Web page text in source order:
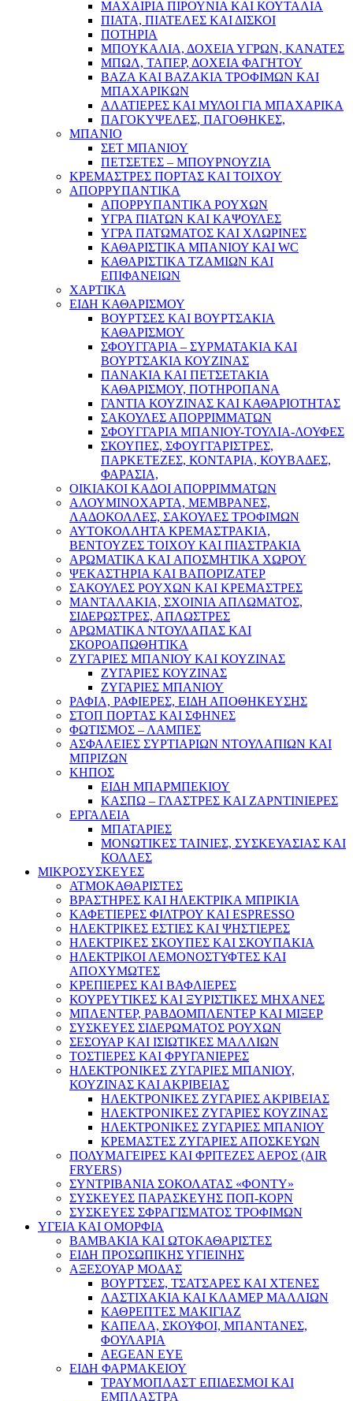
ΜΑΧΑΙΡΙΑ ΠΙΡΟΥΝΙΑ ΚΑΙ ΚΟΥΤΑΛΙΑ
ΠΙΑΤΑ, ΠΙΑΤΕΛΕΣ ΚΑΙ ΔΙΣΚΟΙ
ΠΟΤΗΡΙΑ
ΜΠΟΥΚΑΛΙΑ, ΔΟΧΕΙΑ ΥΓΡΩΝ, ΚΑΝΑΤΕΣ
ΜΠΩΛ, ΤΑΠΕΡ, ΔΟΧΕΙΑ ΦΑΓΗΤΟΥ
ΒΑΖΑ ΚΑΙ ΒΑΖΑΚΙΑ ΤΡΟΦΙΜΩΝ ΚΑΙ
ΜΠΑΧΑΡΙΚΩΝ
ΑΛΑΤΙΕΡΕΣ ΚΑΙ ΜΥΛΟΙ ΓΙΑ ΜΠΑΧΑΡΙΚΑ
ΠΑΓΟΚΥΨΕΛΕΣ, ΠΑΓΟΘΗΚΕΣ,
ΜΠΑΝΙΟ
ΣΕΤ ΜΠΑΝΙΟΥ
ΠΕΤΣΕΤΕΣ – ΜΠΟΥΡΝΟΥΖΙΑ
ΚΡΕΜΑΣΤΡΕΣ ΠΟΡΤΑΣ ΚΑΙ ΤΟΙΧΟΥ
ΑΠΟΡΡΥΠΑΝΤΙΚΑ
ΑΠΟΡΡΥΠΑΝΤΙΚΑ ΡΟΥΧΩΝ
ΥΓΡΑ ΠΙΑΤΩΝ ΚΑΙ ΚΑΨΟΥΛΕΣ
ΥΓΡΑ ΠΑΤΩΜΑΤΟΣ ΚΑΙ ΧΛΩΡΙΝΕΣ
ΚΑΘΑΡΙΣΤΙΚΑ ΜΠΑΝΙΟΥ ΚΑΙ WC
ΚΑΘΑΡΙΣΤΙΚΑ ΤΖΑΜΙΩΝ ΚΑΙ
ΕΠΙΦΑΝΕΙΩΝ
ΧΑΡΤΙΚΑ
ΕΙΔΗ ΚΑΘΑΡΙΣΜΟΥ
ΒΟΥΡΤΣΕΣ ΚΑΙ ΒΟΥΡΤΣΑΚΙΑ
ΚΑΘΑΡΙΣΜΟΥ
ΣΦΟΥΓΓΑΡΙΑ – ΣΥΡΜΑΤΑΚΙΑ ΚΑΙ
ΒΟΥΡΤΣΑΚΙΑ ΚΟΥΖΙΝΑΣ
ΠΑΝΑΚΙΑ ΚΑΙ ΠΕΤΣΕΤΑΚΙΑ
ΚΑΘΑΡΙΣΜΟΥ, ΠΟΤΗΡΟΠΑΝΑ
ΓΑΝΤΙΑ ΚΟΥΖΙΝΑΣ ΚΑΙ ΚΑΘΑΡΙΟΤΗΤΑΣ
ΣΑΚΟΥΛΕΣ ΑΠΟΡΡΙΜΜΑΤΩΝ
ΣΦΟΥΓΓΑΡΙΑ ΜΠΑΝΙΟΥ-ΤΟΥΛΙΑ-ΛΟΥΦΕΣ
ΣΚΟΥΠΕΣ, ΣΦΟΥΓΓΑΡΙΣΤΡΕΣ,
ΠΑΡΚΕΤΕΖΕΣ, ΚΟΝΤΑΡΙΑ, ΚΟΥΒΑΔΕΣ,
ΦΑΡΑΣΙΑ,
ΟΙΚΙΑΚΟΙ ΚΑΔΟΙ ΑΠΟΡΡΙΜΜΑΤΩΝ
ΑΛΟΥΜΙΝΟΧΑΡΤΑ, ΜΕΜΒΡΑΝΕΣ,
ΛΑΔΟΚΟΛΛΕΣ, ΣΑΚΟΥΛΕΣ ΤΡΟΦΙΜΩΝ
ΑΥΤΟΚΟΛΛΗΤΑ ΚΡΕΜΑΣΤΡΑΚΙΑ,
ΒΕΝΤΟΥΖΕΣ ΤΟΙΧΟΥ ΚΑΙ ΠΙΑΣΤΡΑΚΙΑ
ΑΡΩΜΑΤΙΚΑ KAI ΑΠΟΣΜΗΤΙΚΑ ΧΩΡΟΥ
ΨΕΚΑΣΤΗΡΙΑ ΚΑΙ ΒΑΠΟΡΙΖΑΤΕΡ
ΣΑΚΟΥΛΕΣ ΡΟΥΧΩΝ ΚΑΙ ΚΡΕΜΑΣΤΡΕΣ
ΜΑΝΤΑΛΑΚΙΑ, ΣΧΟΙΝΙΑ ΑΠΛΩΜΑΤΟΣ,
ΣΙΔΕΡΩΣΤΡΕΣ, ΑΠΛΩΣΤΡΕΣ
ΑΡΩΜΑΤΙΚΑ ΝΤΟΥΛΑΠΑΣ ΚΑΙ
ΣΚΟΡΟΑΠΩΘΗΤΙΚΑ
ΖΥΓΑΡΙΕΣ ΜΠΑΝΙΟΥ ΚΑΙ ΚΟΥΖΙΝΑΣ
ΖΥΓΑΡΙΕΣ ΚΟΥΖΙΝΑΣ
ΖΥΓΑΡΙΕΣ ΜΠΑΝΙΟΥ
ΡΑΦΙΑ, ΡΑΦΙΕΡΕΣ, ΕΙΔΗ ΑΠΟΘΗΚΕΥΣΗΣ
ΣΤΟΠ ΠΟΡΤΑΣ ΚΑΙ ΣΦΗΝΕΣ
ΦΩΤΙΣΜΟΣ – ΛΑΜΠΕΣ
ΑΣΦΑΛΕΙΕΣ ΣΥΡΤΙΑΡΙΩΝ ΝΤΟΥΛΑΠΙΩΝ ΚΑΙ
ΜΠΡΙΖΩΝ
ΚΗΠΟΣ
ΕΙΔΗ ΜΠΑΡΜΠΕΚΙΟΥ
ΚΑΣΠΩ – ΓΛΑΣΤΡΕΣ ΚΑΙ ΖΑΡΝΤΙΝΙΕΡΕΣ
ΕΡΓΑΛΕΙΑ
ΜΠΑΤΑΡΙΕΣ
ΜΟΝΩΤΙΚΕΣ ΤΑΙΝΙΕΣ, ΣΥΣΚΕΥΑΣΙΑΣ ΚΑΙ
ΚΟΛΛΕΣ
ΜΙΚΡΟΣΥΣΚΕΥΕΣ
ΑΤΜΟΚΑΘΑΡΙΣΤΕΣ
ΒΡΑΣΤΗΡΕΣ ΚΑΙ ΗΛΕΚΤΡΙΚΑ ΜΠΡΙΚΙΑ
ΚΑΦΕΤΙΕΡΕΣ ΦΙΛΤΡΟΥ ΚΑΙ ESPRESSO
ΗΛΕΚΤΡΙΚΕΣ ΕΣΤΙΕΣ ΚΑΙ ΨΗΣΤΙΕΡΕΣ
ΗΛΕΚΤΡΙΚΕΣ ΣΚΟΥΠΕΣ ΚΑΙ ΣΚΟΥΠΑΚΙΑ
ΗΛΕΚΤΡΙΚΟΙ ΛΕΜΟΝΟΣΤΥΦΤΕΣ ΚΑΙ
ΑΠΟΧΥΜΩΤΕΣ
ΚΡΕΠΙΕΡΕΣ ΚΑΙ ΒΑΦΛΙΕΡΕΣ
ΚΟΥΡΕΥΤΙΚΕΣ ΚΑΙ ΞΥΡΙΣΤΙΚΕΣ ΜΗΧΑΝΕΣ
ΜΠΛΕΝΤΕΡ, ΡΑΒΔΟΜΠΛΕΝΤΕΡ ΚΑΙ ΜΙΞΕΡ
ΣΥΣΚΕΥΕΣ ΣΙΔΕΡΩΜΑΤΟΣ ΡΟΥΧΩΝ
ΣΕΣΟΥΑΡ ΚΑΙ ΙΣΙΩΤΙΚΕΣ ΜΑΛΛΙΩΝ
ΤΟΣΤΙΕΡΕΣ ΚΑΙ ΦΡΥΓΑΝΙΕΡΕΣ
ΗΛΕΚΤΡΟΝΙΚΕΣ ΖΥΓΑΡΙΕΣ ΜΠΑΝΙΟΥ,
ΚΟΥΖΙΝΑΣ ΚΑΙ ΑΚΡΙΒΕΙΑΣ
ΗΛΕΚΤΡΟΝΙΚΕΣ ΖΥΓΑΡΙΕΣ ΑΚΡΙΒΕΙΑΣ
ΗΛΕΚΤΡΟΝΙΚΕΣ ΖΥΓΑΡΙΕΣ ΚΟΥΖΙΝΑΣ
ΗΛΕΚΤΡΟΝΙΚΕΣ ΖΥΓΑΡΙΕΣ ΜΠΑΝΙΟΥ
ΚΡΕΜΑΣΤΕΣ ΖΥΓΑΡΙΕΣ ΑΠΟΣΚΕΥΩΝ
ΠΟΛΥΜΑΓΕΙΡΕΣ ΚΑΙ ΦΡΙΤΕΖΕΣ ΑΕΡΟΣ (AIR
FRYERS)
ΣΥΝΤΡΙΒΑΝΙΑ ΣΟΚΟΛΑΤΑΣ «ΦΟΝΤΥ»
ΣΥΣΚΕΥΕΣ ΠΑΡΑΣΚΕΥΗΣ ΠΟΠ-ΚΟΡΝ
ΣΥΣΚΕΥΕΣ ΣΦΡΑΓΙΣΜΑΤΟΣ ΤΡΟΦΙΜΩΝ
ΥΓΕΙΑ ΚΑΙ ΟΜΟΡΦΙΑ
ΒΑΜΒΑΚΙΑ ΚΑΙ ΩΤΟΚΑΘΑΡΙΣΤΕΣ
ΕΙΔΗ ΠΡΟΣΩΠΙΚΗΣ ΥΓΙΕΙΝΗΣ
ΑΞΕΣΟΥΑΡ ΜΟΔΑΣ
ΒΟΥΡΤΣΕΣ, ΤΣΑΤΣΑΡΕΣ ΚΑΙ ΧΤΕΝΕΣ
ΛΑΣΤΙΧΑΚΙΑ ΚΑΙ ΚΛΑΜΕΡ ΜΑΛΛΙΩΝ
ΚΑΘΡΕΠΤΕΣ ΜΑΚΙΓΙΑΖ
ΚΑΠΕΛΑ, ΣΚΟΥΦΟΙ, ΜΠΑΝΤΑΝΕΣ,
ΦΟΥΛΑΡΙΑ
AEGEAN EYE
ΕΙΔΗ ΦΑΡΜΑΚΕΙΟΥ
ΤΡΑΥΜΟΠΛΑΣΤ ΕΠΙΔΕΣΜΟΙ ΚΑΙ
ΕΜΠΛΑΣΤΡΑ